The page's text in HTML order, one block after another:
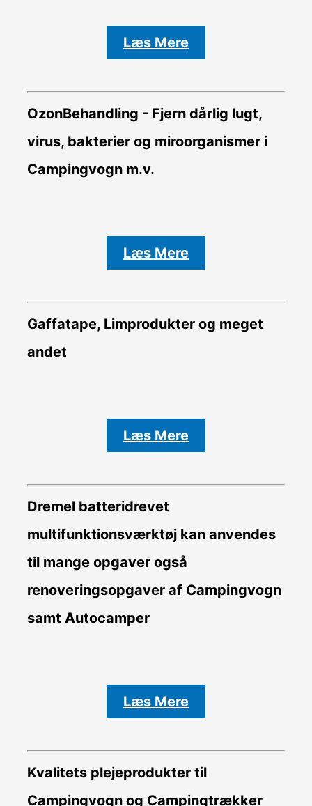
Læs Mere
OzonBehandling - Fjern dårlig lugt,
virus, bakterier og miroorganismer i
Campingvogn m.v.
Læs Mere
Gaffatape, Limprodukter og meget
andet
Læs Mere
Dremel batteridrevet
multifunktionsværktøj kan anvendes
til mange opgaver også
renoveringsopgaver af Campingvogn
samt Autocamper
Læs Mere
Kvalitets plejeprodukter til
Campingvogn og Campingtrækker